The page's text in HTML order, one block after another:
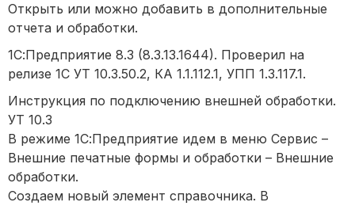
Открыть или можно добавить в дополнительные
отчета и обработки.
1С:Предприятие 8.3 (8.3.13.1644). Проверил на
релизе 1С УТ 10.3.50.2, КА 1.1.112.1, УПП 1.3.117.1.
Инструкция по подключению внешней обработки.
УТ 10.3
В режиме 1С:Предприятие идем в меню Сервис –
Внешние печатные формы и обработки – Внешние
обработки.
Создаем новый элемент справочника. В